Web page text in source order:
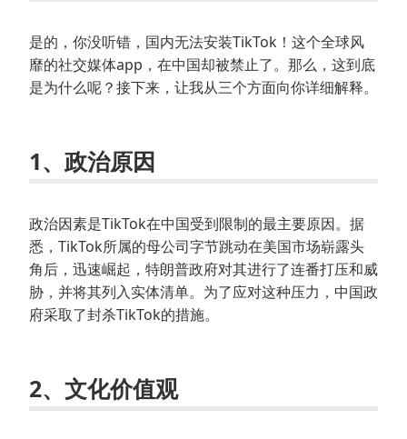
是的，你没听错，国内无法安装TikTok！这个全球风
靡的社交媒体app，在中国却被禁止了。那么，这到底
是为什么呢？接下来，让我从三个方面向你详细解释。
1、政治原因
政治因素是TikTok在中国受到限制的最主要原因。据
悉，TikTok所属的母公司字节跳动在美国市场崭露头
角后，迅速崛起，特朗普政府对其进行了连番打压和威
胁，并将其列入实体清单。为了应对这种压力，中国政
府采取了封杀TikTok的措施。
2、文化价值观